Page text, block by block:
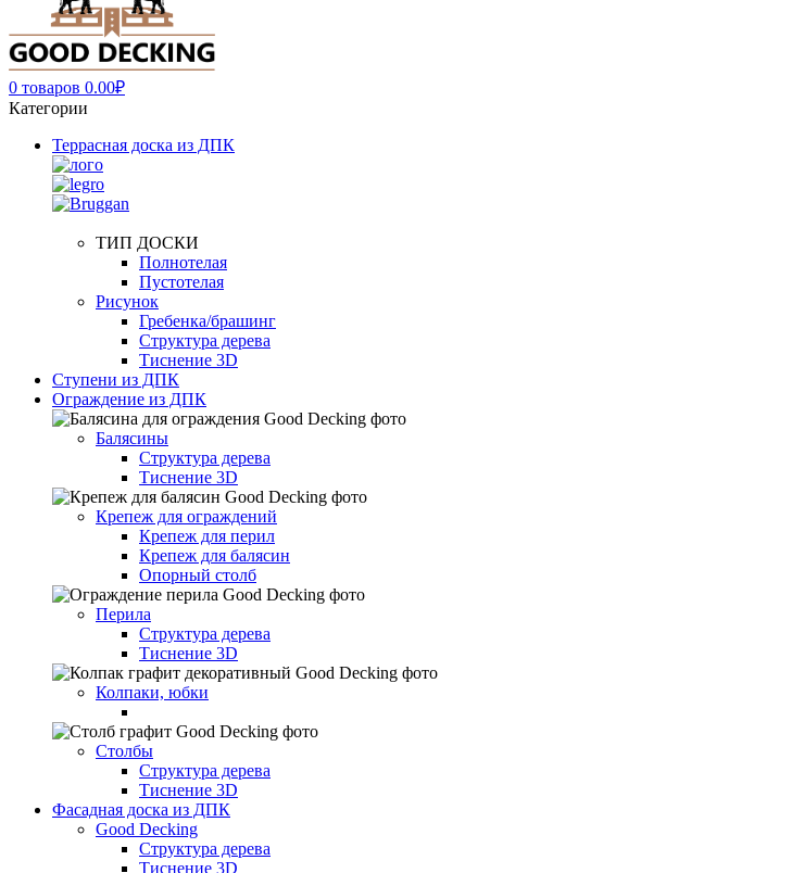
0 товаров 0.00₽
Категории
Террасная доска из ДПК
ТИП ДОСКИ
Полнотелая
Пустотелая
Рисунок
Гребенка/брашинг
Структура дерева
Тиснение 3D
Ступени из ДПК
Ограждение из ДПК
Балясины
Структура дерева
Тиснение 3D
Крепеж для ограждений
Крепеж для перил
Крепеж для балясин
Опорный столб
Перила
Структура дерева
Тиснение 3D
Колпаки, юбки
Столбы
Структура дерева
Тиснение 3D
Фасадная доска из ДПК
Good Decking
Структура дерева
Тиснение 3D